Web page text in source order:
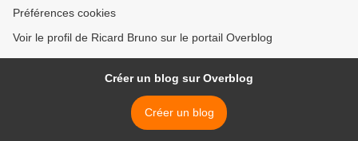
Préférences cookies
Voir le profil de Ricard Bruno sur le portail Overblog
Créer un blog sur Overblog
Créer un blog